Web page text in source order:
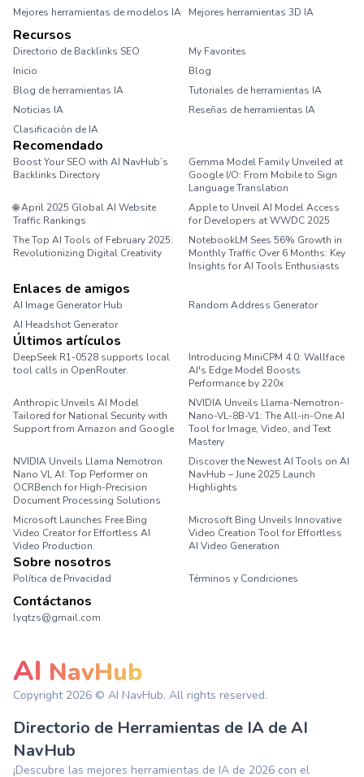
Mejores herramientas de modelos IA
Mejores herramientas 3D IA
Recursos
Directorio de Backlinks SEO
My Favorites
Inicio
Blog
Blog de herramientas IA
Tutoriales de herramientas IA
Noticias IA
Reseñas de herramientas IA
Clasificación de IA
Recomendado
Boost Your SEO with AI NavHub’s
Backlinks Directory
Gemma Model Family Unveiled at
Google I/O: From Mobile to Sign
Language Translation
🌐 April 2025 Global AI Website
Traffic Rankings
Apple to Unveil AI Model Access
for Developers at WWDC 2025
The Top AI Tools of February 2025:
Revolutionizing Digital Creativity
NotebookLM Sees 56% Growth in
Monthly Traffic Over 6 Months: Key
Insights for AI Tools Enthusiasts
Enlaces de amigos
AI Image Generator Hub
Random Address Generator
AI Headshot Generator
Últimos artículos
DeepSeek R1-0528 supports local
tool calls in OpenRouter.
Introducing MiniCPM 4.0: Wallface
AI's Edge Model Boosts
Performance by 220x
Anthropic Unveils AI Model
Tailored for National Security with
Support from Amazon and Google
NVIDIA Unveils Llama-Nemotron-
Nano-VL-8B-V1: The All-in-One AI
Tool for Image, Video, and Text
Mastery
NVIDIA Unveils Llama Nemotron
Nano VL AI: Top Performer on
OCRBench for High-Precision
Document Processing Solutions
Discover the Newest AI Tools on AI
NavHub – June 2025 Launch
Highlights
Microsoft Launches Free Bing
Video Creator for Effortless AI
Video Production
Microsoft Bing Unveils Innovative
Video Creation Tool for Effortless
AI Video Generation
Sobre nosotros
Política de Privacidad Términos y Condiciones
Contáctanos
lyqtzs@gmail.com
AI NavHub
Copyright 2026 © AI NavHub. All rights reserved.
Directorio de Herramientas de IA de AI
NavHub
¡Descubre las mejores herramientas de IA de 2026 con el